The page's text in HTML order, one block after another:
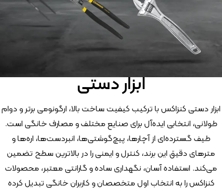
ابزار دستی
ابزار دستی کنزاکس با ترکیب کیفیت ساخت بالا، ارگونومی برتر و دوام
طولانی، انتخابی ایده‌آل برای صنایع مختلف و مصارف خانگی است.
طیف گسترده‌ای از آچارها، پیچ‌گوشتی‌ها، انبردست‌ها، اره‌ها و
مترهای دقیق این برند، کنترل و ایمنی را در بالاترین سطح تضمین
می‌کند. استفاده آسان، نگهداری ساده و گارانتی معتبر، محصولات
کنزاکس را به انتخاب اول متخصصان و کاربران خانگی تبدیل کرده